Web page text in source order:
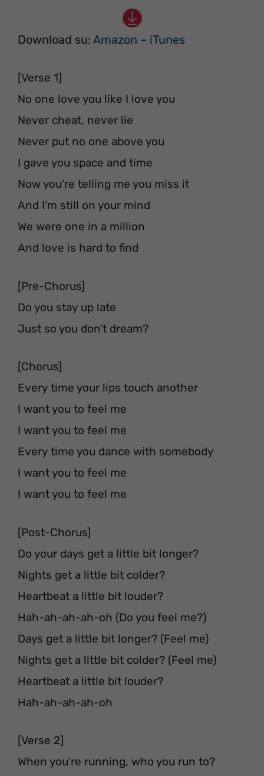
Download su: Amazon – iTunes
[Verse 1]
No one love you like I love you
Never cheat, never lie
Never put no one above you
I gave you space and time
Now you’re telling me you miss it
And I’m still on your mind
We were one in a million
And love is hard to find
[Pre-Chorus]
Do you stay up late
Just so you don’t dream?
[Chorus]
Every time your lips touch another
I want you to feel me
I want you to feel me
Every time you dance with somebody
I want you to feel me
I want you to feel me
[Post-Chorus]
Do your days get a little bit longer?
Nights get a little bit colder?
Heartbeat a little bit louder?
Hah-ah-ah-ah-oh (Do you feel me?)
Days get a little bit longer? (Feel me)
Nights get a little bit colder? (Feel me)
Heartbeat a little bit louder?
Hah-ah-ah-ah-oh
[Verse 2]
When you’re running, who you run to?